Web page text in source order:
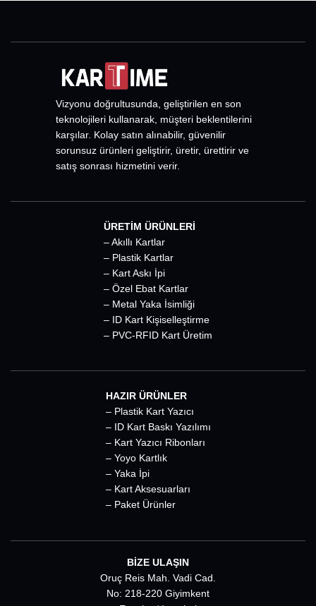
Vizyonu doğrultusunda, geliştirilen en son
teknolojileri kullanarak, müşteri beklentilerini
karşılar. Kolay satın alınabilir, güvenilir
sorunsuz ürünleri geliştirir, üretir, ürettirir ve
satış sonrası hizmetini verir.
ÜRETİM ÜRÜNLERİ
– Akıllı Kartlar
– Plastik Kartlar
– Kart Askı İpi
– Özel Ebat Kartlar
– Metal Yaka İsimliği
– ID Kart Kişiselleştirme
– PVC-RFID Kart Üretim
HAZIR ÜRÜNLER
– Plastik Kart Yazıcı
– ID Kart Baskı Yazılımı
– Kart Yazıcı Ribonları
– Yoyo Kartlık
– Yaka İpi
– Kart Aksesuarları
– Paket Ürünler
BİZE ULAŞIN
Oruç Reis Mah. Vadi Cad.
No: 218-220 Giyimkent